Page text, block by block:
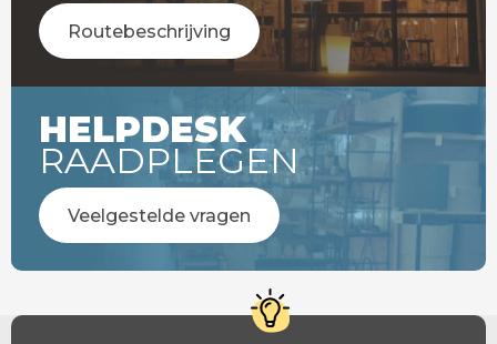
Routebeschrijving
HELPDESK
RAADPLEGEN
Veelgestelde vragen